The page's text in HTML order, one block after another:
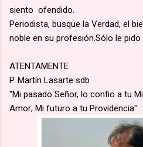
siento ofendido.
Periodista, busque la Verdad, el
noble en su profesión.Sólo le
ATENTAMENTE
P. Martín Lasarte sdb
"Mi pasado Señor, lo confio a tu
Amor; Mi futuro a tu Providencia"